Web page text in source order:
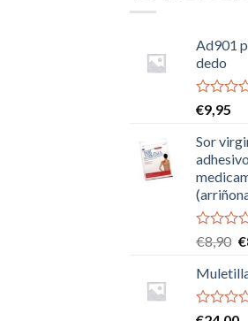
Ad901
dedo
Valorado
con
0
de
5
€9,95
Sor
adhesivo
Valorado
con
0
de
5
€8,90 El
€
Valorado